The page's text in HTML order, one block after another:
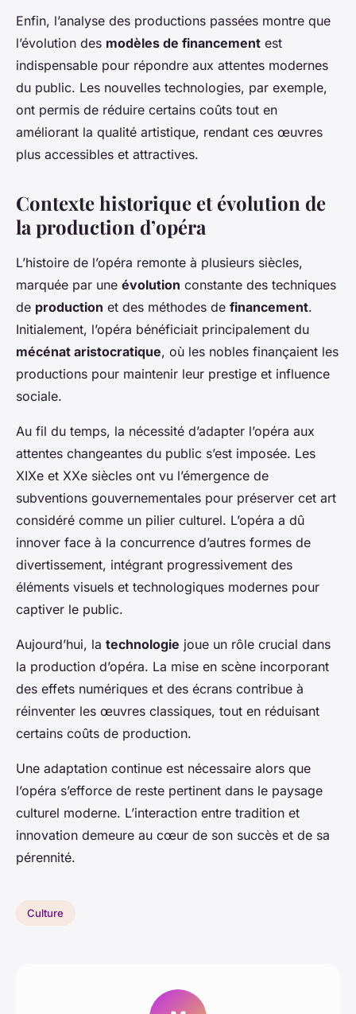
Enfin, l’analyse des productions passées montre que
l’évolution des modèles de financement est
indispensable pour répondre aux attentes modernes
du public. Les nouvelles technologies, par exemple,
ont permis de réduire certains coûts tout en
améliorant la qualité artistique, rendant ces œuvres
plus accessibles et attractives.
Contexte historique et évolution de
la production d’opéra
L’histoire de l’opéra remonte à plusieurs siècles,
marquée par une évolution constante des techniques
de production et des méthodes de financement.
Initialement, l’opéra bénéficiait principalement du
mécénat aristocratique, où les nobles finançaient les
productions pour maintenir leur prestige et influence
sociale.
Au fil du temps, la nécessité d’adapter l’opéra aux
attentes changeantes du public s’est imposée. Les
XIXe et XXe siècles ont vu l’émergence de
subventions gouvernementales pour préserver cet art
considéré comme un pilier culturel. L’opéra a dû
innover face à la concurrence d’autres formes de
divertissement, intégrant progressivement des
éléments visuels et technologiques modernes pour
captiver le public.
Aujourd’hui, la technologie joue un rôle crucial dans
la production d’opéra. La mise en scène incorporant
des effets numériques et des écrans contribue à
réinventer les œuvres classiques, tout en réduisant
certains coûts de production.
Une adaptation continue est nécessaire alors que
l’opéra s’efforce de reste pertinent dans le paysage
culturel moderne. L’interaction entre tradition et
innovation demeure au cœur de son succès et de sa
pérennité.
Culture